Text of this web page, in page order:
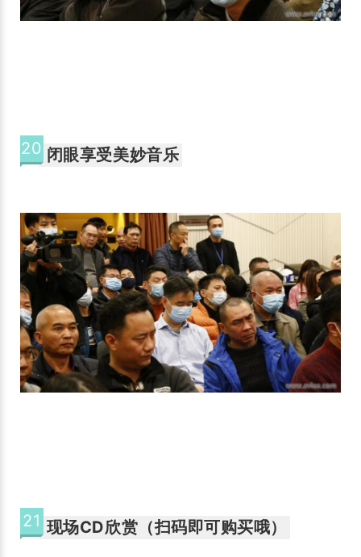
20 闭眼享受美妙音乐
21 现场CD欣赏（扫码即可购买哦）